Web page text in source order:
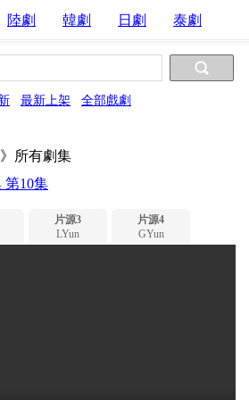
陸劇 韓劇 日劇 泰劇
最新上架 全部戲劇
》所有劇集
第10集
片源3
LYun
片源4
GYun